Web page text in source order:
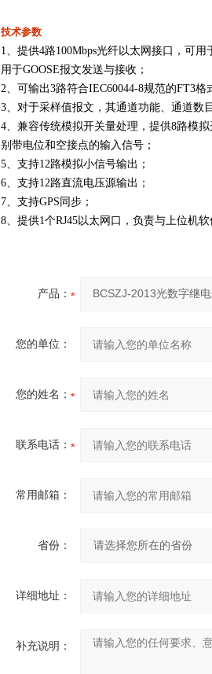
技术参数
1、提供4路100Mbps光纤以太网接口，可
用于GOOSE报文发送与接收；
2、可输出3路符合IEC60044-8规范的FT3格
3、对于采样值报文，其通道功能、通道数
4、兼容传统模拟开关量处理，提供8路模
别带电位和空接点的输入信号；
5、支持12路模拟小信号输出；
6、支持12路直流电压源输出；
7、支持GPS同步；
8、提供1个RJ45以太网口，负责与上位机软
产品：
您的单位：
您的姓名：
联系电话：
常用邮箱：
省份：
详细地址：
补充说明：